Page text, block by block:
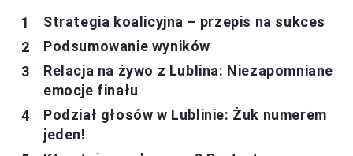
Strategia koalicyjna – przepis na sukces
Podsumowanie wyników
Relacja na żywo z Lublina: Niezapomniane
emocje finału
Podział głosów w Lublinie: Żuk numerem
jeden!